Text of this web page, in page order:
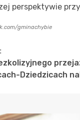
perspektywie
gminachybie
Dziedzicach